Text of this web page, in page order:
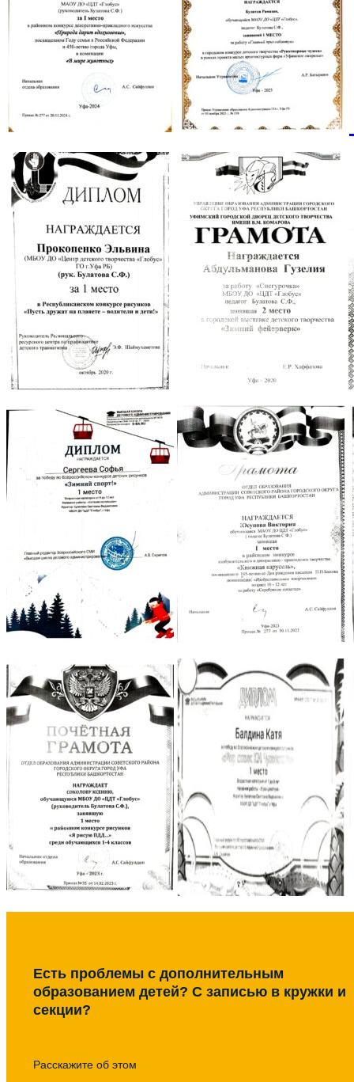
Есть проблемы с дополнительным
образованием детей? С записью в кружки и
секции?
Расскажите об этом